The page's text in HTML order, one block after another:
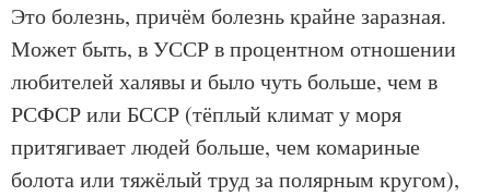
Это болезнь, причём болезнь крайне заразная.
Может быть, в УССР в процентном отношении
любителей халявы и было чуть больше, чем в
РСФСР или БССР (тёплый климат у моря
притягивает людей больше, чем комариные
болота или тяжёлый труд за полярным кругом),